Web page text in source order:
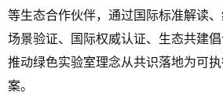
等生态合作伙伴，通过国际标准解读
场景验证、国际权威认证、生态共建
推动绿色实验室理念从共识落地为可
案。